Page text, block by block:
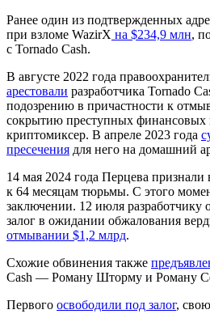
Ранее один из подтвержденных
при взломе WazirX на $234,9 млн,
с Tornado Cash.
В августе 2022 года
арестовали разработчика Tornado
подозрению в причастности к
сокрытию преступных финансовых
криптомиксер. В апреле 2023 года
пресечения для него на домашний
14 мая 2024 года Перцева
к 64 месяцам тюрьмы. С этого
заключении. 12 июля разработчику
залог в ожидании обжалования
отмывании $1,2 млрд.
Схожие обвинения также
Cash — Роману Шторму и Роману
Первого освободили под залог,